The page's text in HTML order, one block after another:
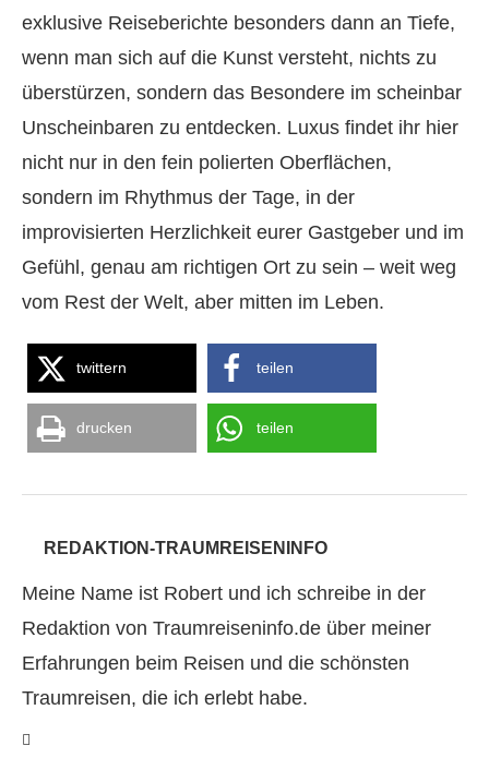
exklusive Reiseberichte besonders dann an Tiefe,
wenn man sich auf die Kunst versteht, nichts zu
überstürzen, sondern das Besondere im scheinbar
Unscheinbaren zu entdecken. Luxus findet ihr hier
nicht nur in den fein polierten Oberflächen,
sondern im Rhythmus der Tage, in der
improvisierten Herzlichkeit eurer Gastgeber und im
Gefühl, genau am richtigen Ort zu sein – weit weg
vom Rest der Welt, aber mitten im Leben.
twittern teilen
drucken teilen
REDAKTION-TRAUMREISENINFO
Meine Name ist Robert und ich schreibe in der
Redaktion von Traumreiseninfo.de über meiner
Erfahrungen beim Reisen und die schönsten
Traumreisen, die ich erlebt habe.